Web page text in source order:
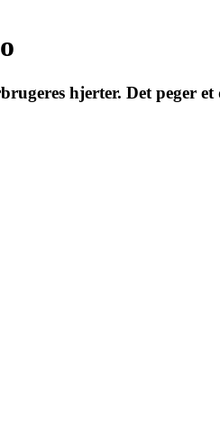
hjerter. Det peger